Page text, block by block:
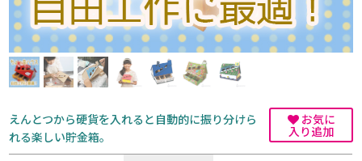
えんとつから硬貨を入れると自動的に振り分けら
れる楽しい貯金箱。
お気に
入り追加